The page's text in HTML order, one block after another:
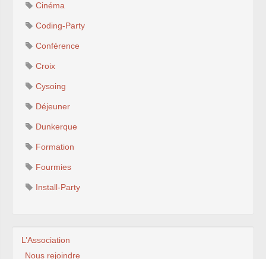
Cinéma
Coding-Party
Conférence
Croix
Cysoing
Déjeuner
Dunkerque
Formation
Fourmies
Install-Party
L’Association
Nous rejoindre